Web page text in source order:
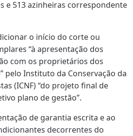
e 513 azinheiras correspondente
o início do corte ou
“à apresentação dos
com os proprietários dos
pelo Instituto da Conservação da
(ICNF) “do projeto final de
plano de gestão”.
de garantia escrita e ao
decorrentes do